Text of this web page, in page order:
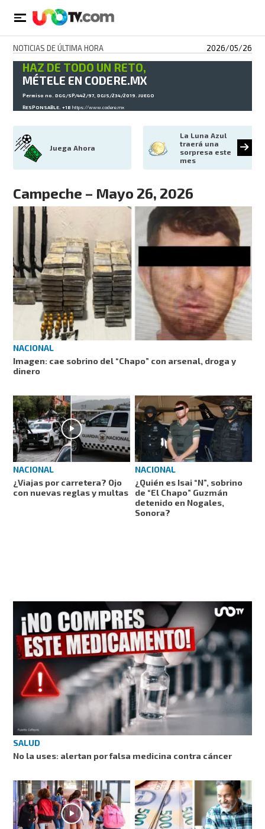
NOTICIAS DE ÚLTIMA HORA 2026/05/26
HAZ DE TODO UN RETO,
MÉTELE EN CODERE.MX
Permiso no. DGG/SP/442/97, DGJS/234/2019. JUEGO
RESPONSABLE. +18https://www.codere.mx
Juega Ahora
La Luna Azul
traerá una
sorpresa este
mes
Campeche – Mayo 26, 2026
NACIONAL
Imagen: cae sobrino del “Chapo” con arsenal, droga y
dinero
NACIONAL
¿Viajas por carretera? Ojo
con nuevas reglas y multas
NACIONAL
¿Quién es Isai “N”, sobrino
de “El Chapo” Guzmán
detenido en Nogales,
Sonora?
SALUD
No la uses: alertan por falsa medicina contra cáncer